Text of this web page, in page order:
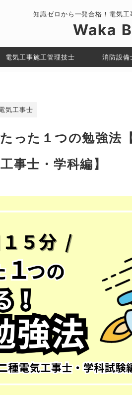
知識ゼロから一発合格！電気
Waka
電気工事施工管理技士 消防設備
気工事士
った１つの勉強法
事士・学科編】